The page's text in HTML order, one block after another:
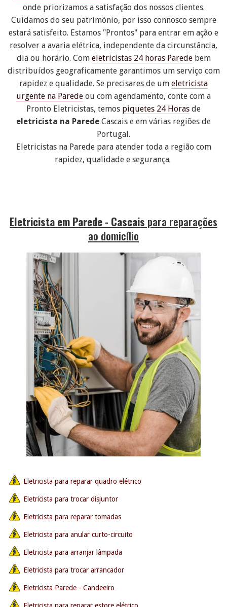
onde priorizamos a satisfação dos nossos clientes.
Cuidamos do seu património, por isso connosco sempre
estará satisfeito. Estamos "Prontos" para entrar em ação e
resolver a avaria elétrica, independente da circunstância,
dia ou horário. Com eletricistas 24 horas Paredebem
distribuídos geograficamente garantimos um serviço com
rapidez e qualidade. Se precisares de um eletricista
urgente na Parede ou com agendamento, conte com a
Pronto Eletricistas, temos piquetes 24 Horas de
eletricista na Parede Cascais e em várias regiões de
Portugal.
Eletricistas na Parede para atender toda a região com
rapidez, qualidade e segurança.
Eletricista em Parede - Cascais para reparações
ao domicílio
Eletricista para reparar quadro elétrico
Eletricista para trocar disjuntor
Eletricista para reparar tomadas
Eletricista para anular curto-circuito
Eletricista para arranjar lâmpada
Eletricista para trocar arrancador
Eletricista Parede - Candeeiro